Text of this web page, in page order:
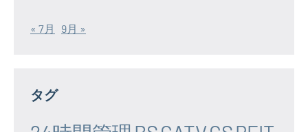
« 7月 9月 »
タグ